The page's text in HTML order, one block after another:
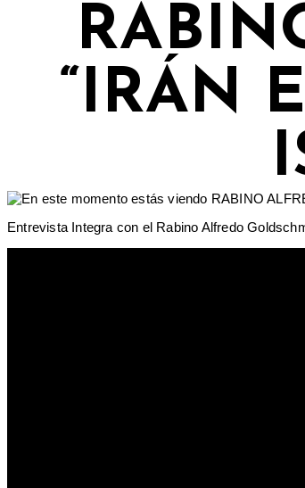
“IRÁN
Entrevista Integra con el Rabino Alfredo